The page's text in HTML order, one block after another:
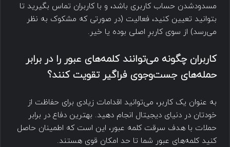
مسدودشدن حساب کاربری باشد، و با کاربران تماس بگیرید تا
بتوانید تعیین کنید، فعالیت (در صورتی که مشکوک به نظر
می‌رسد) از سوی کاربرِ اصلی بوده یا خیر.
کاربران چگونه می‌توانند کلمه‌های عبور را در برابر
حمله‌های جست‌وجوی فراگیر تقویت کنند؟
به عنوان یک کاربر، می‌توانید اقدامات زیادی برای حفاظت از
خودتان در دنیای دیجیتال انجام دهید. بهترین دفاع در برابر
حملات با هدف سرقت کلمه عبور، این است که اطمینان حاصل
کنید کلمه‌های عبور شما تا حد امکان قوی هستند.